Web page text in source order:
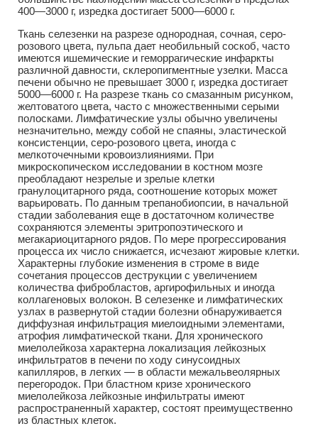
400—3000 г, изредка достигает 5000—6000 г.
Ткань селезенки на разрезе однородная, сочная, серо-
розового цвета, пульпа дает необильный соскоб, часто
имеются ишемические и геморрагические инфаркты
различной давности, склеропигментные узелки. Масса
печени обычно не превышает 3000 г, изредка достигает
5000—6000 г. На разрезе ткань со смазанным рисунком,
желтоватого цвета, часто с множественными серыми
полосками. Лимфатические узлы обычно увеличены
незначительно, между собой не спаяны, эластической
консистенции, серо-розового цвета, иногда с
мелкоточечными кровоизлияниями. При
микроскопическом исследовании в костном мозге
преобладают незрелые и зрелые клетки
гранулоцитарного ряда, соотношение которых может
варьировать. По данным трепанобиопсии, в начальной
стадии заболевания еще в достаточном количестве
сохраняются элементы эритропоэтического и
мегакариоцитарного рядов. По мере прогрессирования
процесса их число снижается, исчезают жировые клетки.
Характерны глубокие изменения в строме в виде
сочетания процессов деструкции с увеличением
количества фибробластов, аргирофильных и иногда
коллагеновых волокон. В селезенке и лимфатических
узлах в развернутой стадии болезни обнаруживается
диффузная инфильтрация миелоидными элементами,
атрофия лимфатической ткани. Для хронического
миелолейкоза характерна локализация лейкозных
инфильтратов в печени по ходу синусоидных
капилляров, в легких — в области межальвеолярных
перегородок. При бластном кризе хронического
миелолейкоза лейкозные инфильтраты имеют
распространенный характер, состоят преимущественно
из бластных клеток.